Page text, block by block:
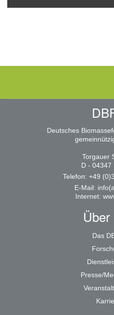
Deutsches
Torgauer
D - 04347
Telefon: +49
E-Mail:
Internet:
Über
Das
Presse/